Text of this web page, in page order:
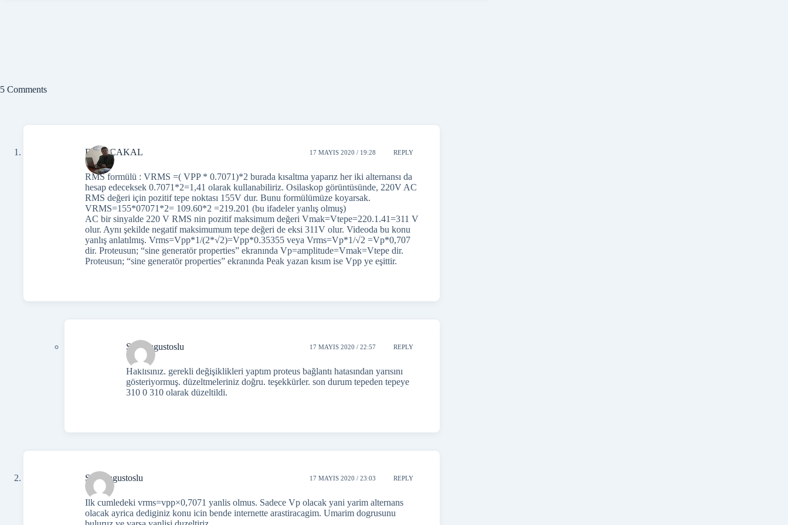
5 Comments
Ender ÇAKAL 17 MAYIS 2020 / 19:28 REPLY
RMS formülü : VRMS =( VPP * 0.7071)*2 burada kısaltma yaparız her iki alternansı da
hesap edeceksek 0.7071*2=1,41 olarak kullanabiliriz. Osilaskop görüntüsünde, 220V AC
RMS değeri için pozitif tepe noktası 155V dur. Bunu formülümüze koyarsak.
VRMS=155*07071*2= 109.60*2 =219.201 (bu ifadeler yanlış olmuş)
AC bir sinyalde 220 V RMS nin pozitif maksimum değeri Vmak=Vtepe=220.1.41=311 V
olur. Aynı şekilde negatif maksimumum tepe değeri de eksi 311V olur. Videoda bu konu
yanlış anlatılmış. Vrms=Vpp*1/(2*√2)=Vpp*0.35355 veya Vrms=Vp*1/√2 =Vp*0,707
dir. Proteusun; “sine generatör properties” ekranında Vp=amplitude=Vmak=Vtepe dir.
Proteusun; “sine generatör properties” ekranında Peak yazan kısım ise Vpp ye eşittir.
Safak agustoslu 17 MAYIS 2020 / 22:57 REPLY
Haklısınız. gerekli değişiklikleri yaptım proteus bağlantı hatasından yarısını
gösteriyormuş. düzeltmeleriniz doğru. teşekkürler. son durum tepeden tepeye
310 0 310 olarak düzeltildi.
Safak agustoslu 17 MAYIS 2020 / 23:03 REPLY
Ilk cumledeki vrms=vpp×0,7071 yanlis olmus. Sadece Vp olacak yani yarim alternans
olacak ayrica dediginiz konu icin bende internette arastiracagim. Umarim dogrusunu